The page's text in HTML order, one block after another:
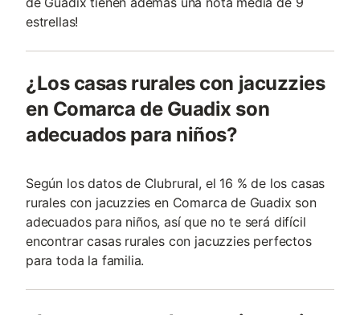
estrellas!
¿Los casas rurales con jacuzzies
en Comarca de Guadix son
adecuados para niños?
Según los datos de Clubrural, el 16 % de los casas
rurales con jacuzzies en Comarca de Guadix son
adecuados para niños, así que no te será difícil
encontrar casas rurales con jacuzzies perfectos
para toda la familia.